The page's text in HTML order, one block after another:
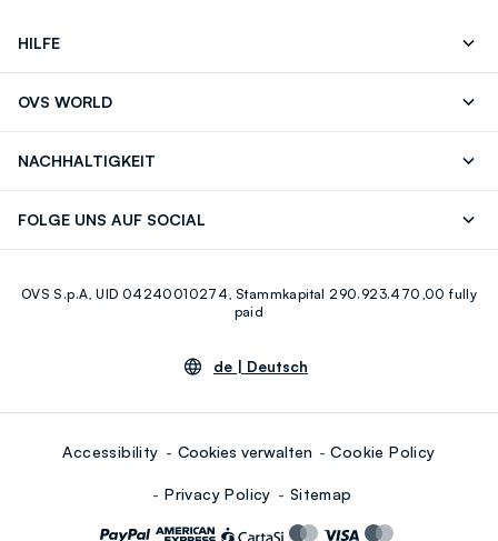
HILFE
Bestellung/Rücksendung
OVS WORLD
NACHHALTIGKEIT
FOLGE UNS AUF SOCIAL
Youtube Linkedin
OVS S.p.A, UID 04240010274, Stammkapital 290.923.470,00 fully
paid
de | Deutsch
Accessibility Cookies verwalten Cookie Policy
Privacy Policy Sitemap